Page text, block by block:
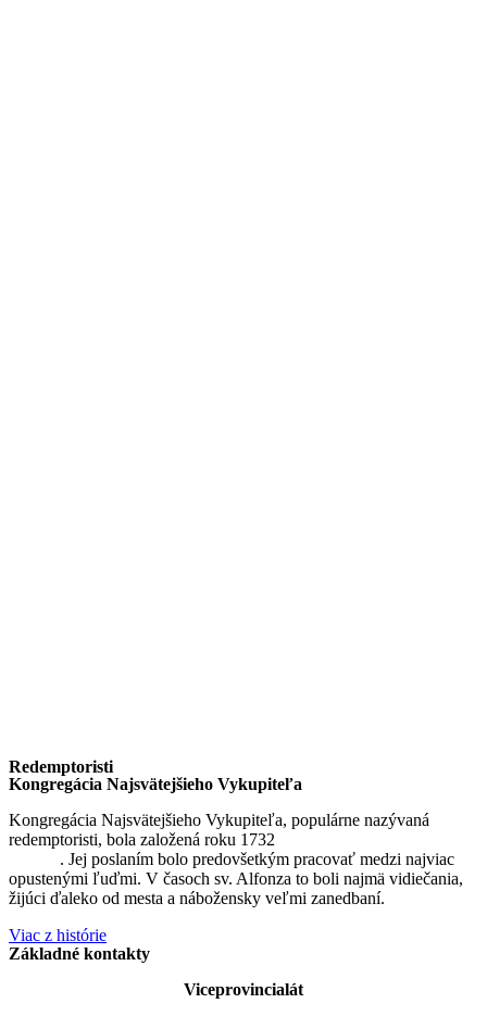
Redemptoristi
Kongregácia Najsvätejšieho Vykupiteľa
Kongregácia Najsvätejšieho Vykupiteľa, populárne nazývaná
redemptoristi, bola založená roku 1732
. Jej poslaním bolo predovšetkým pracovať medzi najviac
opustenými ľuďmi. V časoch sv. Alfonza to boli najmä vidiečania,
žijúci ďaleko od mesta a nábožensky veľmi zanedbaní.
Viac z histórie
Základné kontakty
Viceprovincialát